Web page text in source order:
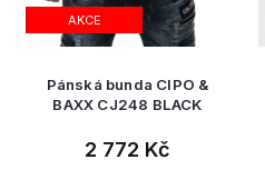
AKCE
Pánská bunda CIPO &
BAXX CJ248 BLACK
2 772 Kč